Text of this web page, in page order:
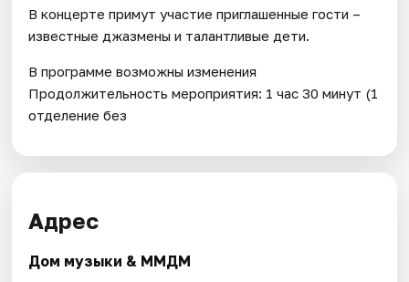
В концерте примут участие приглашенные гости –
известные джазмены и талантливые дети.
В программе возможны изменения
Продолжительность мероприятия: 1 час 30 минут (1
отделение без
Адрес
Дом музыки & ММДМ